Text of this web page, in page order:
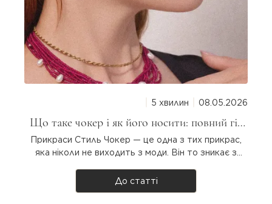
5 хвилин 08.05.2026
Що таке чокер і як його носити: повний гід
для дівчат
Прикраси Стиль Чокер — це одна з тих прикрас,
яка ніколи не виходить з моди. Він то зникає з
таке чокер насправді, звідки він узявся і як
носити? Розбираємося разом! Що таке чокер?
До статті